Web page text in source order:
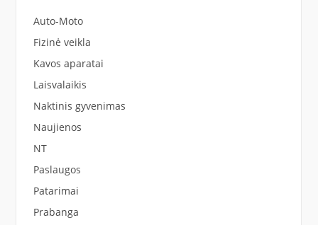
Auto-Moto
Fizinė veikla
Kavos aparatai
Laisvalaikis
Naktinis gyvenimas
Naujienos
NT
Paslaugos
Patarimai
Prabanga